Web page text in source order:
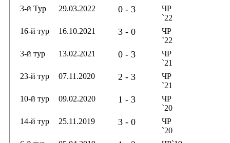
3-й Тур
29.03.2022 0 - 3
ЧР
`22
16-й тур
16.10.2021 3 - 0
ЧР
`22
3-й тур
13.02.2021 0 - 3
ЧР
`21
23-й тур
07.11.2020 2 - 3
ЧР
`21
10-й тур
09.02.2020 1 - 3
ЧР
`20
14-й тур
25.11.2019 3 - 0
ЧР
`20